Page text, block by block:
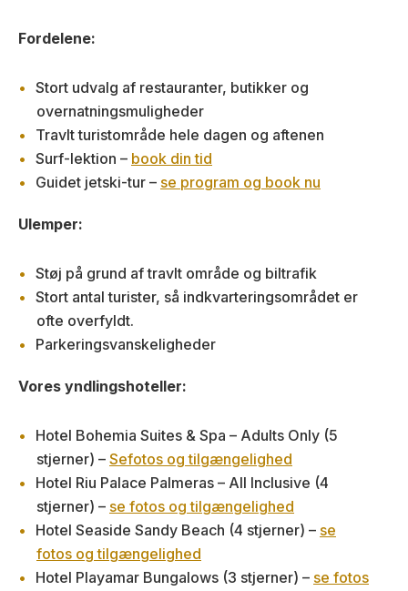
Fordelene:
Stort udvalg af restauranter, butikker og
overnatningsmuligheder
Travlt turistområde hele dagen og aftenen
Surf-lektion – book din tid
Guidet jetski-tur – se program og book nu
Ulemper:
Støj på grund af travlt område og biltrafik
Stort antal turister, så indkvarteringsområdet er
ofte overfyldt.
Parkeringsvanskeligheder
Vores yndlingshoteller:
Hotel Bohemia Suites & Spa – Adults Only (5
stjerner) – Sefotos og tilgængelighed
Hotel Riu Palace Palmeras – All Inclusive (4
stjerner) – se fotos og tilgængelighed
Hotel Seaside Sandy Beach (4 stjerner) – se
fotos og tilgængelighed
Hotel Playamar Bungalows (3 stjerner) – se fotos